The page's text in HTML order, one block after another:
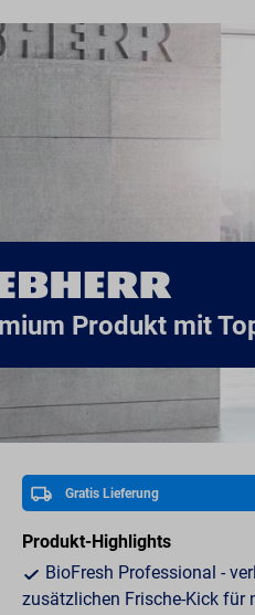
Produkt mit
Gratis Lieferung
Produkt-Highlights
BioFresh Professional -
zusätzlichen Frische-Kick für